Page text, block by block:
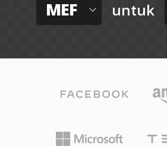
MEF untuk